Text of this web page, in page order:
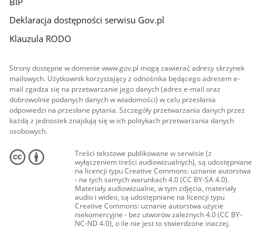
Deklaracja dostępności serwisu Gov.pl
Klauzula RODO
Strony dostępne w domenie www.gov.pl mogą zawierać adresy skrzynek
mailowych. Użytkownik korzystający z odnośnika będącego adresem e-
mail zgadza się na przetwarzanie jego danych (adres e-mail oraz
dobrowolnie podanych danych w wiadomości) w celu przesłania
odpowiedzi na przesłane pytania. Szczegóły przetwarzania danych przez
każdą z jednostek znajdują się w ich politykach przetwarzania danych
osobowych.
Treści tekstowe publikowane w serwisie (z
wyłączeniem treści audiowizualnych), są udostępniane
na licencji typu Creative Commons: uznanie autorstwa
- na tych samych warunkach 4.0 (CC BY-SA 4.0).
Materiały audiowizualne, w tym zdjęcia, materiały
audio i wideo, są udostępniane na licencji typu
Creative Commons: uznanie autorstwa użycie
niekomercyjne - bez utworów zależnych 4.0 (CC BY-
NC-ND 4.0), o ile nie jest to stwierdzone inaczej.